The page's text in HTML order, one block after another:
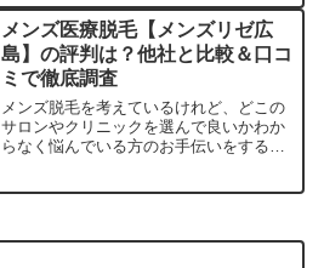
た。他のサロンやクリニックとの比較も
できます。アクセスも解説
メンズ医療脱毛【メンズリゼ広
島】の評判は？他社と比較＆口コ
ミで徹底調査
メンズ脱毛を考えているけれど、どこの
サロンやクリニックを選んで良いかわか
らなく悩んでいる方のお手伝いをするサ